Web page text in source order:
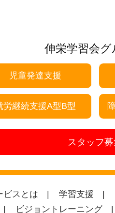
伸栄学習会グ
児童発達支援
労継続支援A型B型
スタッフ
ビスとは 学習支援
ビジョントレーニング